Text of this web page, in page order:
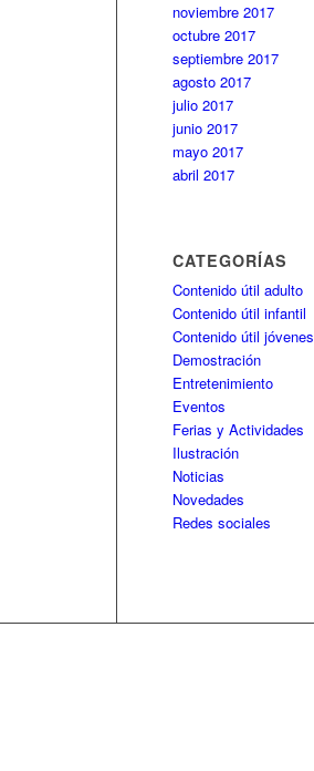
noviembre 2017
octubre 2017
septiembre 2017
agosto 2017
julio 2017
junio 2017
mayo 2017
abril 2017
CATEGORÍAS
Contenido útil adulto
Contenido útil infantil
Contenido útil jóvenes
Demostración
Entretenimiento
Eventos
Ferias y Actividades
Ilustración
Noticias
Novedades
Redes sociales